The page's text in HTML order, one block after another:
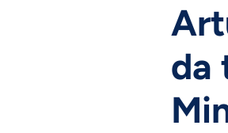
da